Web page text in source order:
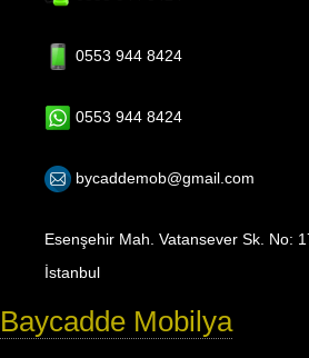
0553 944 8424
0553 944 8424
bycaddemob@gmail.com
Esenşehir Mah. Vatansever Sk. No:
İstanbul
Baycadde Mobilya